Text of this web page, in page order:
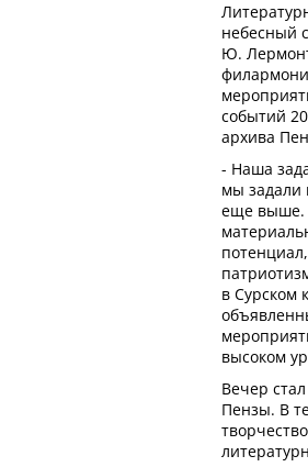
небесный
Ю.
событий
архива
- Наша
мы задали
еще выше.
в Сурском
высоком
Вечер
Пензы. В